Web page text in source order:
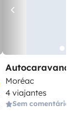
Autocaravana
Moréac
4 viajantes
Sem comentários